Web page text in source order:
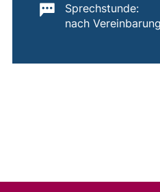
Wichtige
Sprechstunde:
nach